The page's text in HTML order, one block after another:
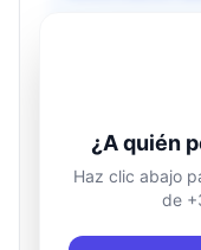
Información
País
¿A quién
Haz clic abajo
de